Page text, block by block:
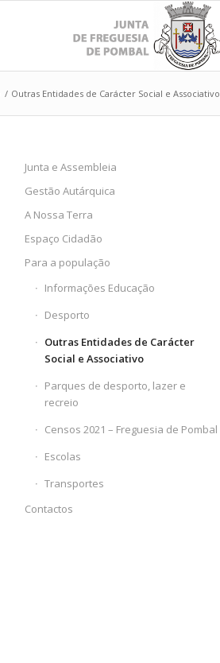
/ Outras Entidades de Carácter Social e Associativo
Junta e Assembleia
Gestão Autárquica
A Nossa Terra
Espaço Cidadão
Para a população
Informações Educação
Desporto
Outras Entidades de Carácter
Social e Associativo
Parques de desporto, lazer e
recreio
Censos 2021 – Freguesia de Pombal
Escolas
Transportes
Contactos